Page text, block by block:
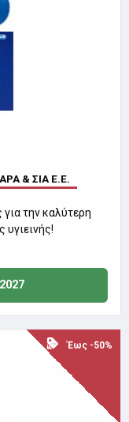
& ΣΙΑ Ε.Ε.
την καλύτερη
υγιεινής!
Έως -50%